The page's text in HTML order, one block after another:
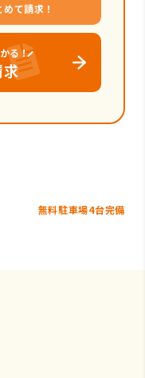
て請求！
る！
求
無料駐車場4台完備